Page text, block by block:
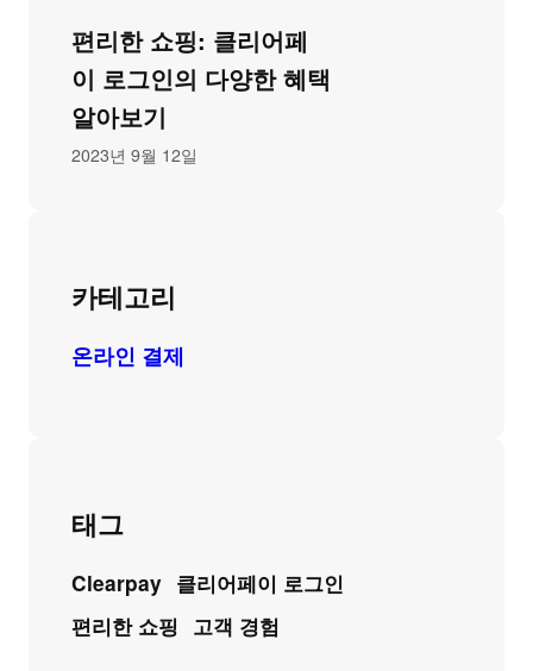
편리한 쇼핑: 클리어페
이 로그인의 다양한 혜택
알아보기
2023년 9월 12일
카테고리
온라인 결제
태그
Clearpay 클리어페이 로그인
편리한 쇼핑 고객 경험